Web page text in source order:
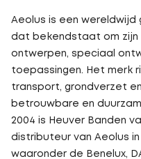
Aeolus is een wereldwijd
dat bekendstaat om zijn
ontwerpen, speciaal
toepassingen. Het merk
transport, grondverzet
betrouwbare en
2004 is Heuver Banden
distributeur van Aeolus
waaronder de Benelux,